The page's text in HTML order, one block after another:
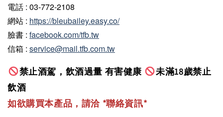
電話 : 03-772-2108
網站 : https://bleubailey.easy.co/
臉書 : facebook.com/tfb.tw
信箱 : service@mail.tfb.com.tw
禁止酒駕，飲酒過量 有害健康
未滿18歲禁止
飲酒
如欲購買本產品，請洽 *聯絡資訊*